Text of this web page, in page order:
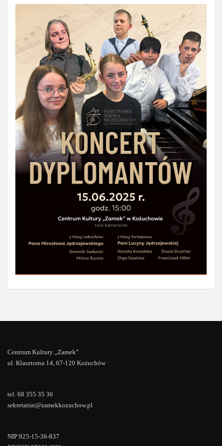
Centrum Kultury „Zamek”
ul. Klasztorna 14, 67-120 Kożuchów
tel. 68 355 35 36
sekretariat@zamekkozuchow.pl
NIP 925-15-36-837